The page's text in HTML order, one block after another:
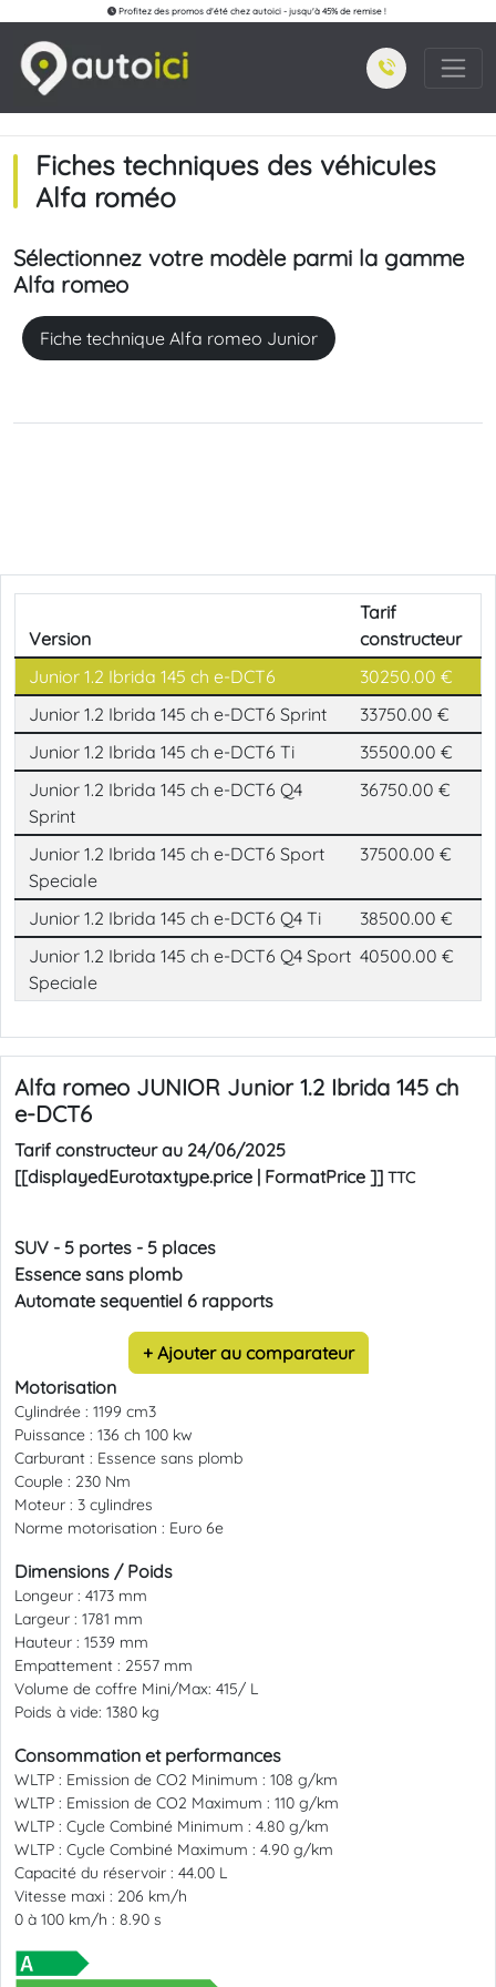
Profitez des promos d'été chez autoici - jusqu'à 45% de remise !
Fiches techniques des véhicules
Alfa roméo
Sélectionnez votre modèle parmi la gamme
Alfa romeo
Fiche technique Alfa romeo Junior
Version
Tarif
constructeur
Junior 1.2 Ibrida 145 ch e-DCT6
30250.00 €
Junior 1.2 Ibrida 145 ch e-DCT6 Sprint
33750.00 €
Junior 1.2 Ibrida 145 ch e-DCT6 Ti
35500.00 €
Junior 1.2 Ibrida 145 ch e-DCT6 Q4
Sprint
36750.00 €
Junior 1.2 Ibrida 145 ch e-DCT6 Sport
Speciale
37500.00 €
Junior 1.2 Ibrida 145 ch e-DCT6 Q4 Ti
38500.00 €
Junior 1.2 Ibrida 145 ch e-DCT6 Q4 Sport
Speciale
40500.00 €
Alfa romeo JUNIOR Junior 1.2 Ibrida 145 ch
e-DCT6
Tarif constructeur au 24/06/2025
[[displayedEurotaxtype.price | FormatPrice ]] TTC
SUV - 5 portes - 5 places
Essence sans plomb
Automate sequentiel 6 rapports
+ Ajouter au comparateur
Motorisation
Cylindrée : 1199 cm3
Puissance : 136 ch 100 kw
Carburant : Essence sans plomb
Couple : 230 Nm
Moteur : 3 cylindres
Norme motorisation : Euro 6e
Dimensions / Poids
Longeur : 4173 mm
Largeur : 1781 mm
Hauteur : 1539 mm
Empattement : 2557 mm
Volume de coffre Mini/Max: 415/ L
Poids à vide: 1380 kg
Consommation et performances
WLTP : Emission de CO2 Minimum : 108 g/km
WLTP : Emission de CO2 Maximum : 110 g/km
WLTP : Cycle Combiné Minimum : 4.80 g/km
WLTP : Cycle Combiné Maximum : 4.90 g/km
Capacité du réservoir : 44.00 L
Vitesse maxi : 206 km/h
0 à 100 km/h : 8.90 s